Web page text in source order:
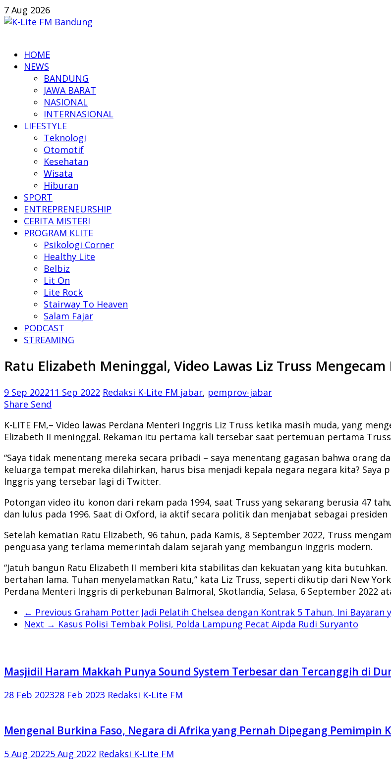
Skip
to
7 Aug 2026
Lite
Bandung
News
HOME
NEWS
BANDUNG
JAWA BARAT
NASIONAL
INTERNASIONAL
LIFESTYLE
Teknologi
Otomotif
Kesehatan
Wisata
Hiburan
SPORT
ENTREPRENEURSHIP
CERITA MISTERI
PROGRAM KLITE
Psikologi Corner
Healthy Lite
Belbiz
Lit On
Lite Rock
Stairway To Heaven
Salam Fajar
PODCAST
STREAMING
Ratu Elizabeth Meninggal, Video Lawas Liz Truss
9 Sep 202211 Sep 2022 Redaksi K-Lite FM jabar, pemprov-jabar
Share Send
K-LITE FM,– Video lawas Perdana Menteri Inggris Liz Truss ketika masih muda, yang
Elizabeth II meninggal. Rekaman itu pertama kali tersebar saat pertemuan pertama
“Saya tidak menentang mereka secara pribadi – saya menentang gagasan bahwa
keluarga tempat mereka dilahirkan, harus bisa menjadi kepala negara negara kita?
Inggris yang tersebar lagi di Twitter.
Potongan video itu konon dari rekam pada 1994, saat Truss yang sekarang berusia 47
dan lulus pada 1996. Saat di Oxford, ia aktif secara politik dan menjabat sebagai
Setelah kematian Ratu Elizabeth, 96 tahun, pada Kamis, 8 September 2022, Truss
penguasa yang terlama memerintah dalam sejarah yang membangun Inggris modern.
“Jatuh bangun Ratu Elizabeth II memberi kita stabilitas dan kekuatan yang kita
bertahan lama. Tuhan menyelamatkan Ratu,” kata Liz Truss, seperti dikutip dari New
Perdana Menteri Inggris di perkebunan Balmoral, Skotlandia, Selasa, 6 September 2022
← Previous Graham Potter Jadi Pelatih Chelsea dengan Kontrak 5 Tahun, Ini Bayaran
Next → Kasus Polisi Tembak Polisi, Polda Lampung Pecat Aipda Rudi Suryanto
Masjidil Haram Makkah Punya Sound System Terbesar dan Tercanggih di
28 Feb 202328 Feb 2023 Redaksi K-Lite FM
Mengenal Burkina Faso, Negara di Afrika yang Pernah Dipegang Pemimpin
5 Aug 20225 Aug 2022 Redaksi K-Lite FM